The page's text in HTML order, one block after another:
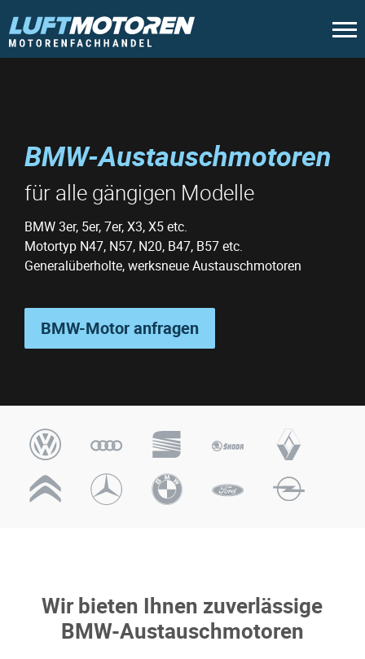
BMW-Austauschmotoren
für alle gängigen Modelle
BMW 3er, 5er, 7er, X3, X5 etc.
Motortyp N47, N57, N20, B47, B57 etc.
Generalüberholte, werksneue Austauschmotoren
BMW-Motor anfragen
Wir bieten Ihnen zuverlässige
BMW-Austauschmotoren